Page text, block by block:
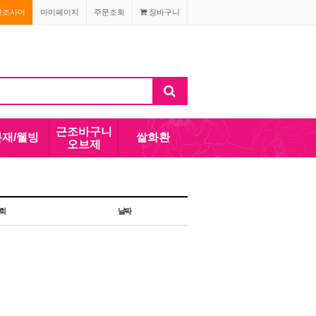
장바구니
주문조회
마이페이지
조사어
/웰빙
근조바구니
오브제
쌀화환
날짜